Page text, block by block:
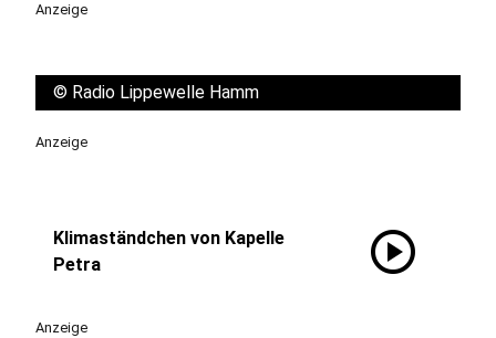
Anzeige
© Radio Lippewelle Hamm
Anzeige
Klimaständchen von Kapelle
Petra
play_circle
Anzeige